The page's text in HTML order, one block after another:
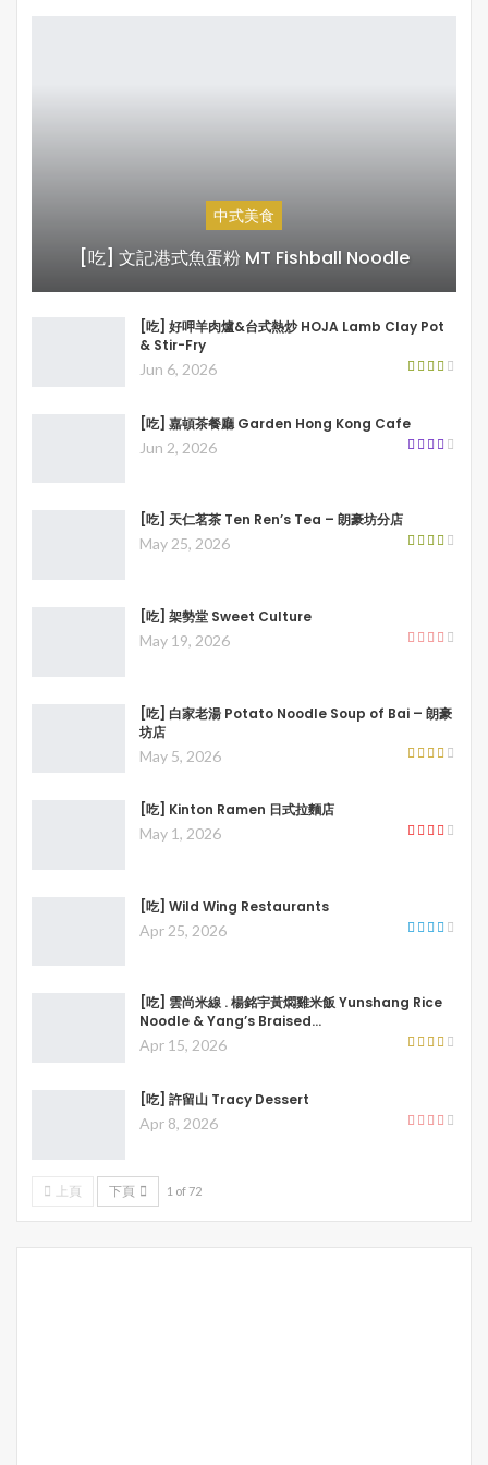
中式美食
[吃] 文記港式魚蛋粉 MT Fishball Noodle
[吃] 好呷羊肉爐&台式熱炒 HOJA Lamb Clay Pot
& Stir-Fry
Jun 6, 2026
[吃] 嘉頓茶餐廳 Garden Hong Kong Cafe
Jun 2, 2026
[吃] 天仁茗茶 Ten Ren’s Tea – 朗豪坊分店
May 25, 2026
[吃] 架勢堂 Sweet Culture
May 19, 2026
[吃] 白家老湯 Potato Noodle Soup of Bai – 朗豪
坊店
May 5, 2026
[吃] Kinton Ramen 日式拉麵店
May 1, 2026
[吃] Wild Wing Restaurants
Apr 25, 2026
[吃] 雲尚米線 . 楊銘宇黃燜雞米飯 Yunshang Rice
Noodle & Yang’s Braised…
Apr 15, 2026
[吃] 許留山 Tracy Dessert
Apr 8, 2026
上頁 下頁 1 of 72